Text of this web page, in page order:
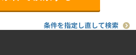
条件を指定し直して検索